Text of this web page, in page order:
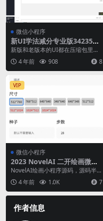
微信小程序
新UI学法减分专业版34235道
题库学法减分专业版小程序源
码
新版和老版本的UI都在压缩包里面
了。 这个是专业版的，而且题库贼
鸡儿全，百分之9...
4 年前 908 8
VIP
微信小程序
2023 NovelAI 二开绘画微信
小程序源码 有后台
NovelAI绘画小程序源码，源码半成
品，实现了基础绘画功能， 绘画广
场这些没有...
4 年前 1.0K 7
作者信息